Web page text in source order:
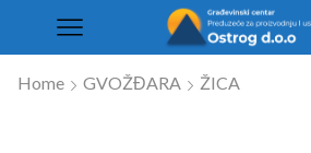
Home GVOŽĐARA ŽICA